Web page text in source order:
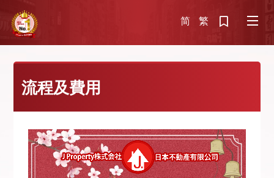
简 繁
流程及費用